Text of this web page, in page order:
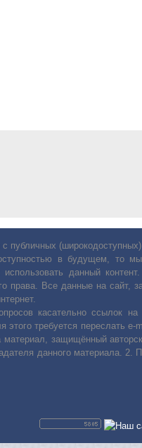
публичных
в будущем, то мы
данный
права. Все данные на сайт,
касательно ссылок
требуется переслать е-
защищённый
данного материала.